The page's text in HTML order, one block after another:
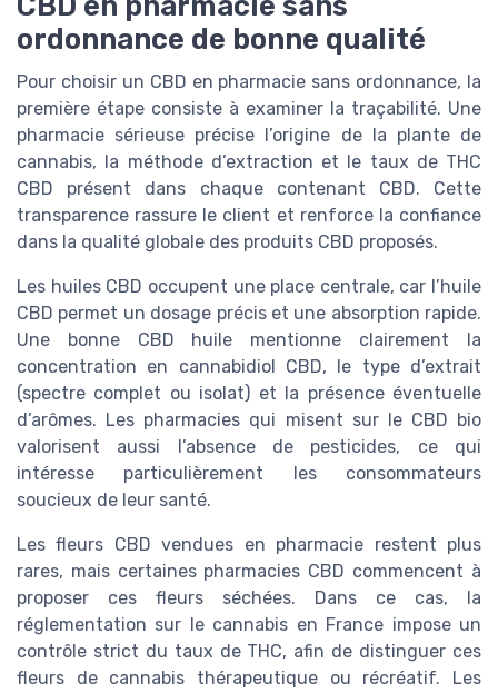
ordonnance de bonne qualité
Pour choisir un CBD en pharmacie sans ordonnance, la
première étape consiste à examiner la traçabilité. Une
pharmacie sérieuse précise l’origine de la plante de
cannabis, la méthode d’extraction et le taux de THC
CBD présent dans chaque contenant CBD. Cette
transparence rassure le client et renforce la confiance
dans la qualité globale des produits CBD proposés.
Les huiles CBD occupent une place centrale, car l’huile
CBD permet un dosage précis et une absorption rapide.
Une bonne CBD huile mentionne clairement la
concentration en cannabidiol CBD, le type d’extrait
(spectre complet ou isolat) et la présence éventuelle
d’arômes. Les pharmacies qui misent sur le CBD bio
valorisent aussi l’absence de pesticides, ce qui
intéresse particulièrement les consommateurs
soucieux de leur santé.
Les fleurs CBD vendues en pharmacie restent plus
rares, mais certaines pharmacies CBD commencent à
proposer ces fleurs séchées. Dans ce cas, la
réglementation sur le cannabis en France impose un
contrôle strict du taux de THC, afin de distinguer ces
fleurs de cannabis thérapeutique ou récréatif. Les